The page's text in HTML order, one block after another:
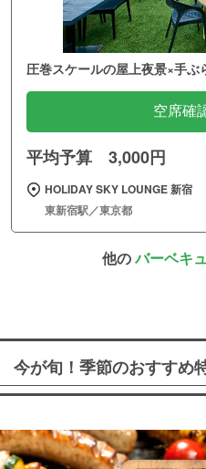
圧巻スケールの屋上夜景×手ぶ
空席確
平均予算 3,000円
HOLIDAY SKY LOUNGE 新宿
東新宿駅／東京都
他のバーベキ
今が旬！季節のおすすめ